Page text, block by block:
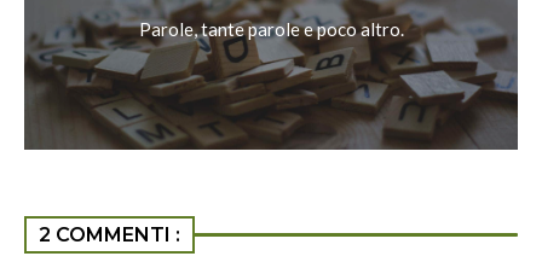
Parole, tante parole e poco altro.
2 COMMENTI :